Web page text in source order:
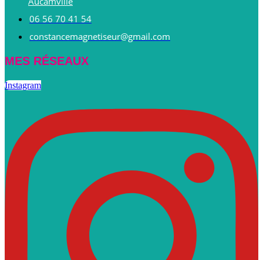
06 56 70 41 54
constancemagnetiseur@gmail.com
MES RÉSEAUX
Instagram